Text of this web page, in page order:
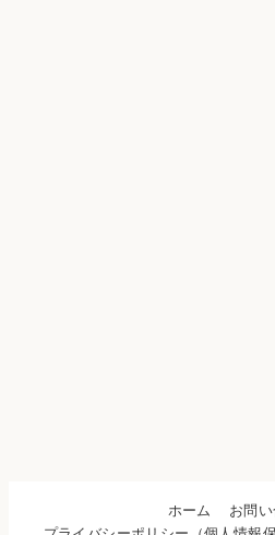
ホーム お問